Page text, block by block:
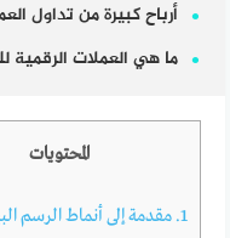
أرباح كبيرة من تداول
ما هي العملات الرقمية
المحتويات
1. مقدمة إلى أنماط الرسم